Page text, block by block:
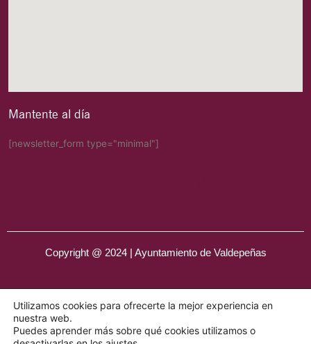
Mantente al día
[newsletter_form type="minimal"]
Copyright @ 2024 | Ayuntamiento de Valdepeñas
Utilizamos cookies para ofrecerte la mejor experiencia en
nuestra web.
Puedes aprender más sobre qué cookies utilizamos o